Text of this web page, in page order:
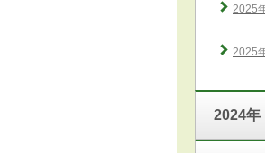
2025
2025
2024年